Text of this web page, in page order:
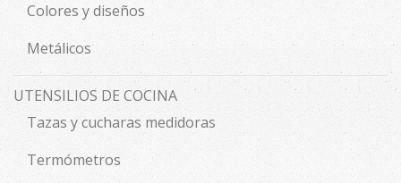
Colores y diseños
Metálicos
UTENSILIOS DE COCINA
Tazas y cucharas medidoras
Termómetros